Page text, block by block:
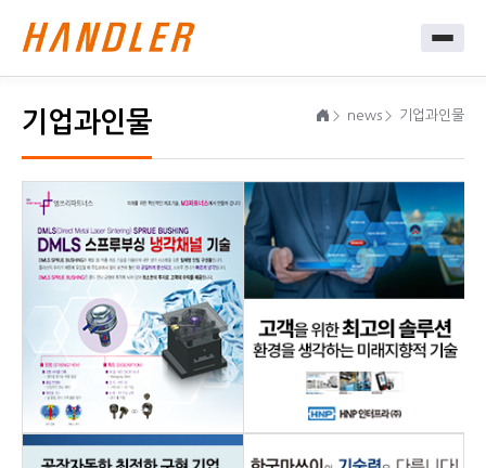
기업과인물 news 기업과인물